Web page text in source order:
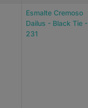
Esmalte Cremoso
Dailus - Black Tie -
231